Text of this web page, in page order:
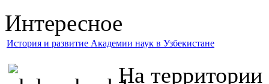
Интересное
История и развитие Академии наук в Узбекистане
На территории